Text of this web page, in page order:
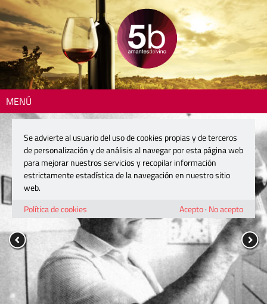
MENÚ
Se advierte al usuario del uso de cookies propias y de terceros
de personalización y de análisis al navegar por esta página web
para mejorar nuestros servicios y recopilar información
estrictamente estadística de la navegación en nuestro sitio
web.
Política de cookies
Acepto· No acepto